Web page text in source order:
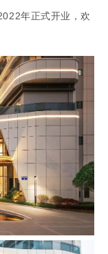
年正式开业，欢